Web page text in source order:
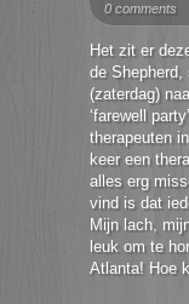
0 comments
Het zit er
de Shepherd,
(zaterdag)
‘farewell
therapeuten
keer een
alles erg
vind is dat
Mijn lach,
leuk om te
Atlanta! Hoe